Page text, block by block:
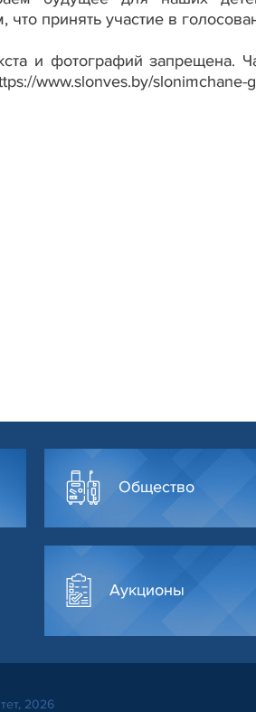
принять участие в
и фотографий запрещена.
www.slonves.by/slonimchane-
Общество
Аукционы
2026